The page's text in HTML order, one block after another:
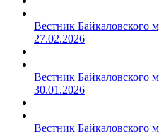
Вестник Байкаловского
27.02.2026
Вестник Байкаловского
30.01.2026
Вестник Байкаловского